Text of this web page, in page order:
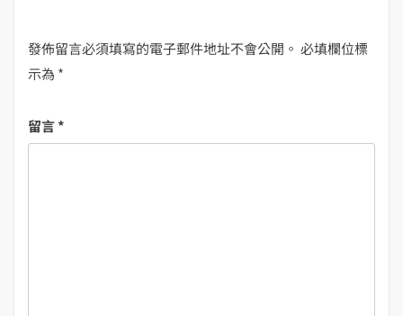
發佈留言必須填寫的電子郵件地址不會公開。 必填欄位標
示為 *
留言*